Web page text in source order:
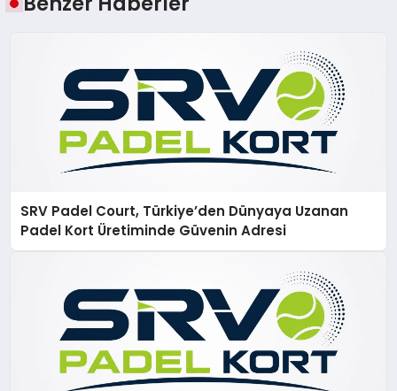
SRV Padel Court, Türkiye’den Dünyaya Uzanan
Padel Kort Üretiminde Güvenin Adresi